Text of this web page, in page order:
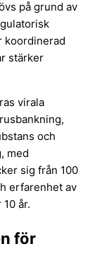
på grund av
koordinerad
stärker
virala
och
med
sig från 100
erfarenhet av
år.
för